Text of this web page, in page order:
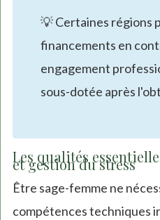
💡 Certaines régions
financements en
engagement
sous-dotée après
Les qualités
et gestion du stress
Être sage-femme ne
compétences techniques